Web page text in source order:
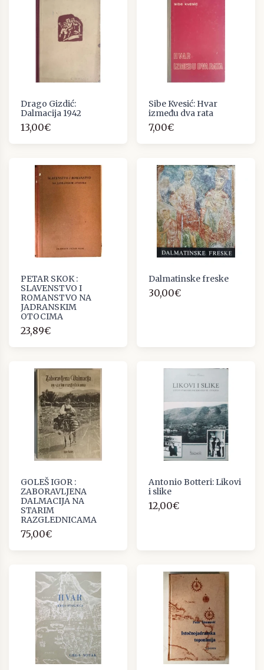
Drago Gizdić:
Dalmacija 1942
13,00€
Sibe Kvesić: Hvar
između dva rata
7,00€
PETAR SKOK :
SLAVENSTVO I
ROMANSTVO NA
JADRANSKIM
OTOCIMA
23,89€
Dalmatinske freske
30,00€
GOLEŠ IGOR :
ZABORAVLJENA
DALMACIJA NA
STARIM
RAZGLEDNICAMA
75,00€
Antonio Botteri: Likovi
i slike
12,00€